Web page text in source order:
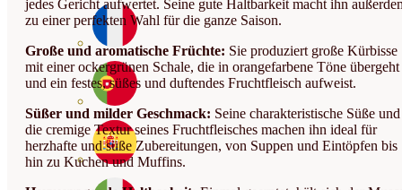
jedes Gericht aufwertet. Seine gute Haltbarkeit macht ihn
zu einer perfekten Wahl für die ganze Saison.
Große und aromatische Früchte: Sie produziert große Kürbisse
mit einer ockergrünen Schale, die in orangefarbene Töne übergeht
und ein festes, süßes und duftendes Fruchtfleisch aufweist.
Süßer und milder Geschmack: Seine charakteristische Süße und
die cremige Textur seines Fruchtfleisches machen ihn ideal für
herzhafte und süße Zubereitungen, von Suppen und Eintöpfen bis
hin zu Kuchen und Muffins.